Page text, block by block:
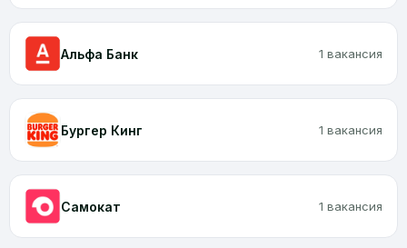
Альфа Банк 1 вакансия
Бургер Кинг 1 вакансия
Самокат 1 вакансия